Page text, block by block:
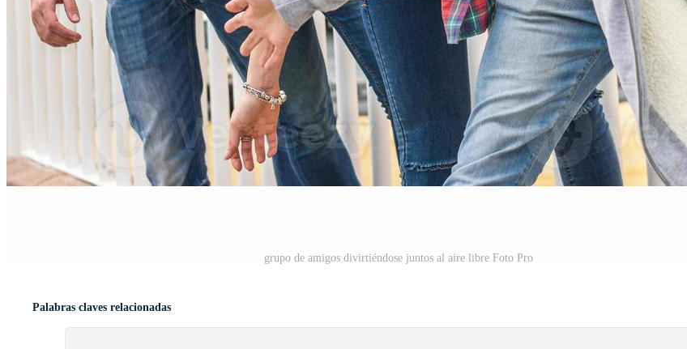
grupo de amigos divirtiéndose juntos al aire libre Foto Pro
Palabras claves relacionadas